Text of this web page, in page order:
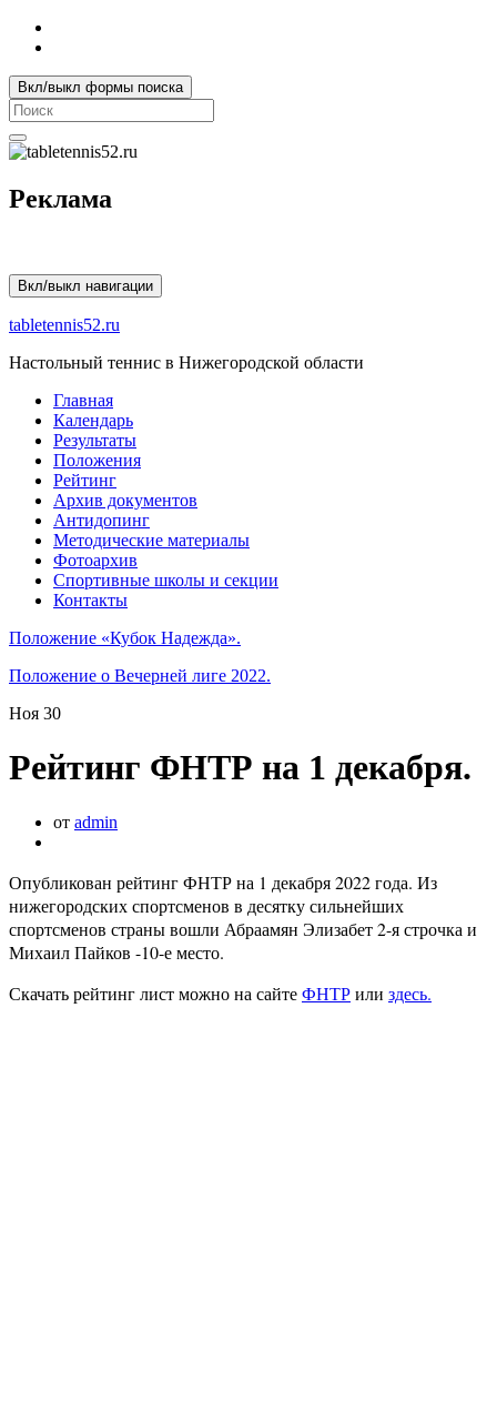
Вкл/выкл формы поиска
Search
for:
Реклама
Вкл/выкл навигации
tabletennis52.ru
Настольный теннис в Нижегородской области
Главная
Календарь
Результаты
Положения
Рейтинг
Архив документов
Антидопинг
Методические материалы
Фотоархив
Спортивные школы и секции
Контакты
Положение «Кубок Надежда».
Положение о Вечерней лиге 2022.
Ноя 30
Рейтинг ФНТР на 1 декабря.
от admin
Опубликован рейтинг ФНТР на 1 декабря 2022 года. Из
нижегородских спортсменов в десятку сильнейших
спортсменов страны вошли Абраамян Элизабет 2-я строчка и
Михаил Пайков -10-е место.
Скачать рейтинг лист можно на сайтеФНТРили здесь.